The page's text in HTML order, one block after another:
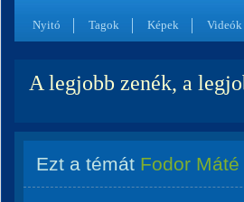
Nyitó Tagok Képek Videók
A legjobb zenék, a
Ezt a témát Fodor Máté